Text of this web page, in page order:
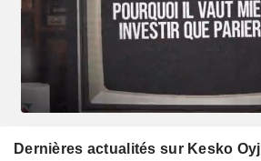
Dernières actualités sur Kesko Oyj